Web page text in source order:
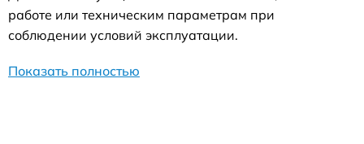
работе или техническим параметрам при
соблюдении условий эксплуатации.
Показать полностью